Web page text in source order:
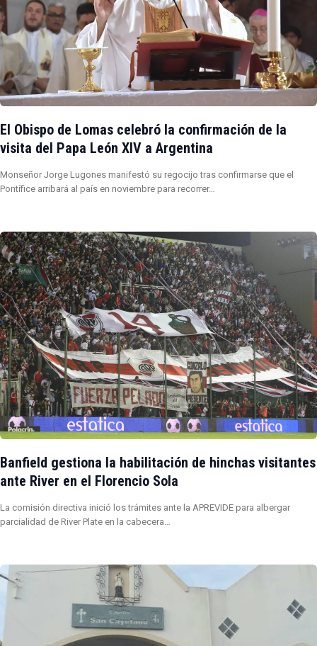
El Obispo de Lomas celebró la confirmación de la
visita del Papa León XIV a Argentina
Monseñor Jorge Lugones manifestó su regocijo tras confirmarse que el
Pontífice arribará al país en noviembre para recorrer…
Banfield gestiona la habilitación de hinchas visitantes
ante River en el Florencio Sola
La comisión directiva inició los trámites ante la APREVIDE para albergar
parcialidad de River Plate en la cabecera…